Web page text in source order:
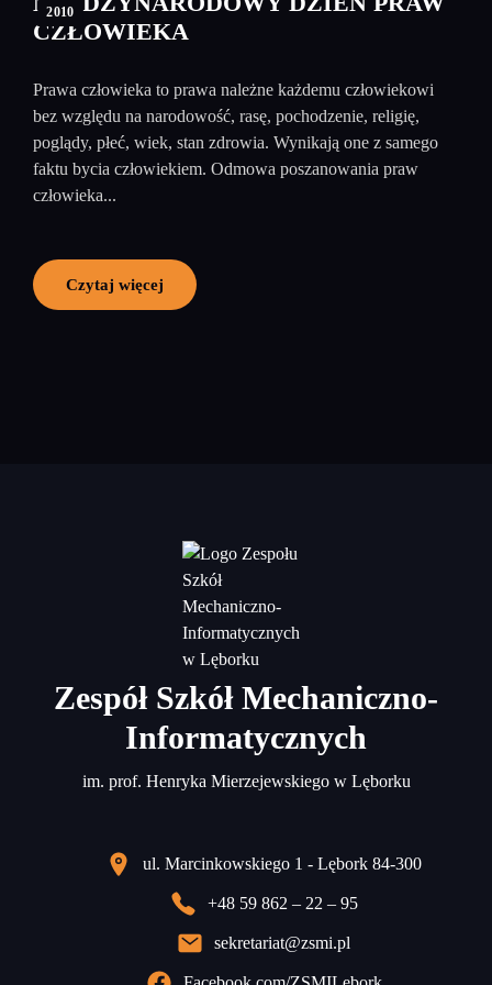
2010
CZŁOWIEKA
Prawa człowieka to prawa należne każdemu człowiekowi
bez względu na narodowość, rasę, pochodzenie, religię,
poglądy, płeć, wiek, stan zdrowia. Wynikają one z samego
faktu bycia człowiekiem. Odmowa poszanowania praw
człowieka...
Czytaj więcej
Zespół Szkół Mechaniczno-
Informatycznych
im. prof. Henryka Mierzejewskiego w Lęborku
ul. Marcinkowskiego 1 - Lębork 84-300
+48 59 862 – 22 – 95
sekretariat@zsmi.pl